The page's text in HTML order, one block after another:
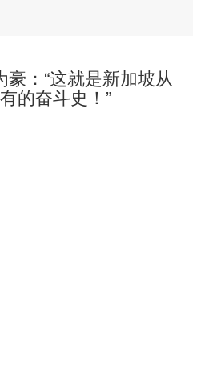
：“这就是新加坡从
的奋斗史！”